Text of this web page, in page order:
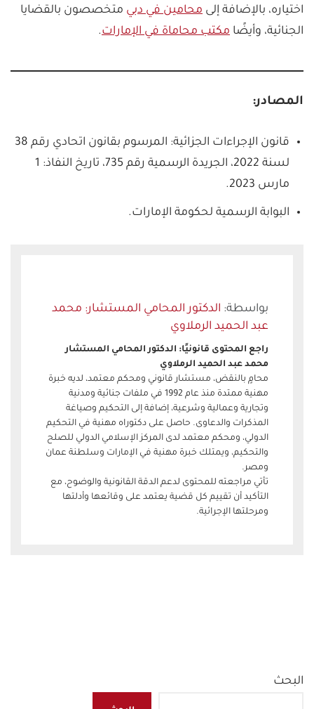
اختياره، بالإضافة إلى محامين في دبي متخصصون بالقضايا
الجنائية، وأيضًا مكتب محاماة في الإمارات.
المصادر:
قانون الإجراءات الجزائية: المرسوم بقانون اتحادي رقم 38
لسنة 2022، الجريدة الرسمية رقم 735، تاريخ النفاذ: 1
مارس 2023.
البوابة الرسمية لحكومة الإمارات.
الدكتور المحامي المستشار: محمد
عبد الحميد الرملاوي
راجع المحتوى قانونيًا: الدكتور المحامي المستشار
محمد عبد الحميد الرملاوي
محامٍ بالنقض، مستشار قانوني ومحكم معتمد، لديه خبرة
مهنية ممتدة منذ عام 1992 في ملفات جنائية ومدنية
وتجارية وعمالية وشرعية، إضافة إلى التحكيم وصياغة
المذكرات والدعاوى. حاصل على دكتوراه مهنية في التحكيم
الدولي، ومحكم معتمد لدى المركز الإسلامي الدولي للصلح
والتحكيم، ويمتلك خبرة مهنية في الإمارات وسلطنة عمان
ومصر.
تأتي مراجعته للمحتوى لدعم الدقة القانونية والوضوح، مع
التأكيد أن تقييم كل قضية يعتمد على وقائعها وأدلتها
ومرحلتها الإجرائية.
البحث